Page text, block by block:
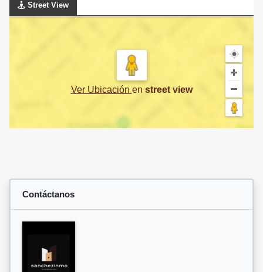
Street View
Ver Ubicación en street view
Contáctanos